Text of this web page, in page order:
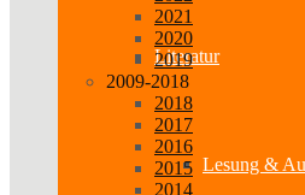
Literatur
Lesung &
2021
2020
2019
2009-2018
2018
2017
2016
2015
2014